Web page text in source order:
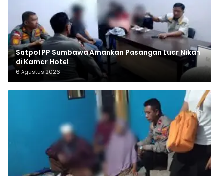
Satpol PP Sumbawa Amankan Pasangan Luar Nikah
di Kamar Hotel
6 Agustus 2026